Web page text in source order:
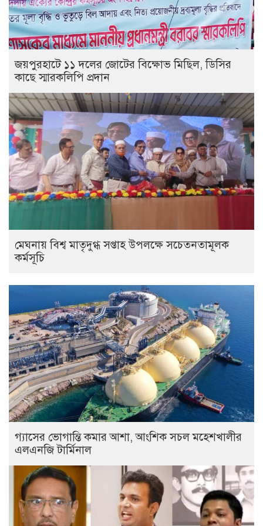
জয়পুরহাটে ১১ দলের জোটের বিক্ষোভ মিছিল, ডিসির
কাছে স্মারকলিপি প্রদান
মেঘনায় বিশ্ব মাতৃদুগ্ধ সপ্তাহ উপলক্ষে সচেতনতামূলক
কর্মসূচি
গ্যাসের ভোগান্তি কমার আশা, আংশিক সচল মহেশখালীর
এলএনজি টার্মিনাল